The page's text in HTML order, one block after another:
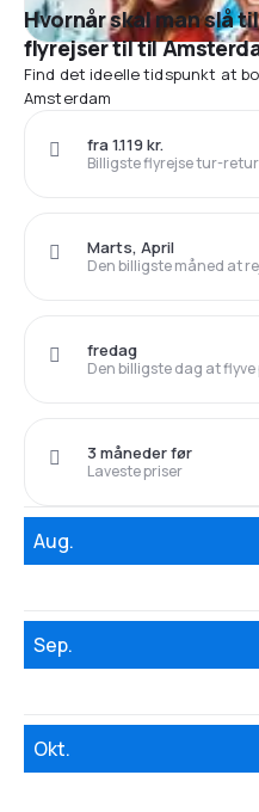
Hvornår skal man slå
flyrejser til til
Find det ideelle tidspunkt at
Amsterdam
Billigste flyrejse tur-retur
fra 1.119 kr.
Den billigste måned at
Marts, April
Den billigste dag at flyve
fredag
Laveste priser
3 måneder før
Aug.
Sep.
Okt.